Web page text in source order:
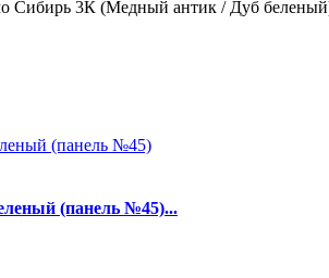
Сибирь 3К (Медный антик / Дуб
(панель №45)...